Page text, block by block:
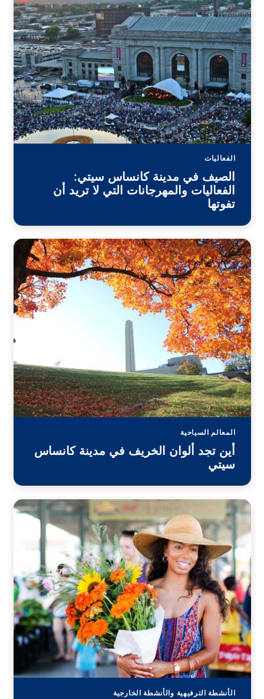
الفعاليات
الصيف في مدينة كانساس سيتي:
الفعاليات والمهرجانات التي لا تريد أن
تفوتها
المعالم السياحية
أين تجد ألوان الخريف في مدينة كانساس
سيتي
الأنشطة الترفيهية والأنشطة الخارجية